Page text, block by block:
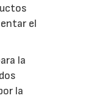
el
la
la